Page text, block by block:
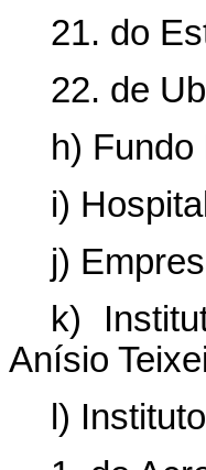
21. do
22. de
h)
i)
j)
k)
Anísio
l)